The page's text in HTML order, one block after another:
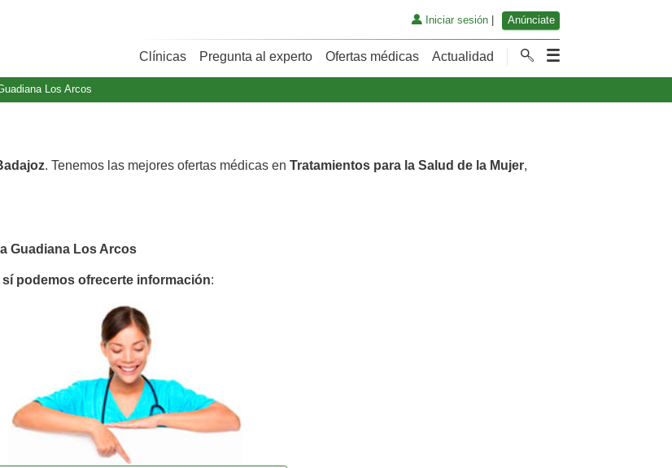
Iniciar sesión| Anúnciate
Clínicas Pregunta al experto Ofertas médicas Actualidad
Los Arcos
. Tenemos las mejores ofertas médicas en Tratamientos para la Salud de la Mujer,
Guadiana Los Arcos
sí podemos ofrecerte información: